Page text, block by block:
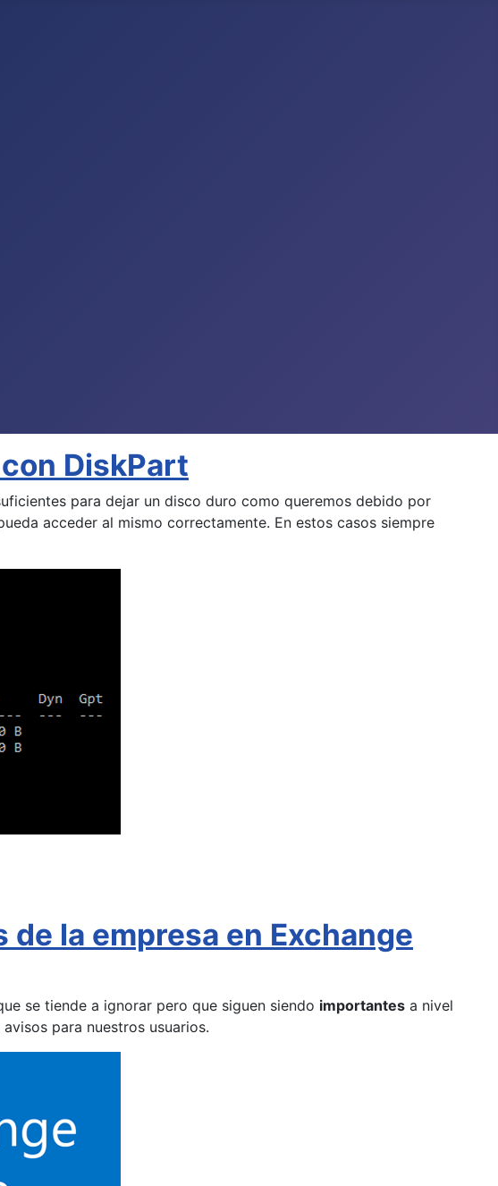
DiskPart
para dejar un disco duro como queremos debido por
acceder al mismo correctamente. En estos casos siempre
la empresa en Exchange
se tiende a ignorar pero que siguen siendo importantes a nivel
para nuestros usuarios.